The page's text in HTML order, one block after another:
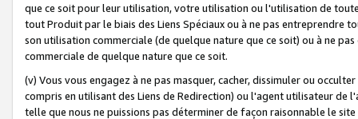
que ce soit pour leur utilisation, votre utilisation ou l'utilisation de
tout Produit par le biais des Liens Spéciaux ou à ne pas entreprendre
son utilisation commerciale (de quelque nature que ce soit) ou à ne
commerciale de quelque nature que ce soit.
(v) Vous vous engagez à ne pas masquer, cacher, dissimuler ou
compris en utilisant des Liens de Redirection) ou l'agent utilisateur
telle que nous ne puissions pas déterminer de façon raisonnable le